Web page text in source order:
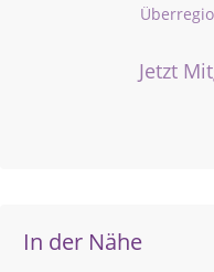
Jetzt
In der Nähe